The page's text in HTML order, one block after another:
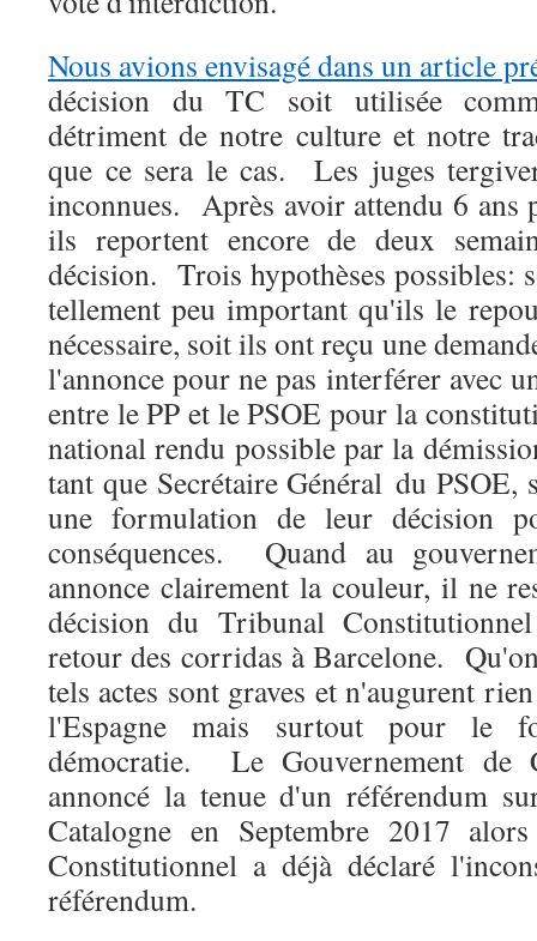
Nous avions envisagé dans un article
décision du TC soit utilisée
détriment de notre culture et notre
que ce sera le cas. Les juges
inconnues. Après avoir attendu 6 ans
ils reportent encore de deux
décision. Trois hypothèses possibles:
tellement peu important qu'ils le
nécessaire, soit ils ont reçu une
l'annonce pour ne pas interférer avec
entre le PP et le PSOE pour la
national rendu possible par la
tant que Secrétaire Général du PSOE,
une formulation de leur décision
conséquences. Quand au
annonce clairement la couleur, il ne
décision du Tribunal
retour des corridas à Barcelone.
tels actes sont graves et n'augurent
l'Espagne mais surtout pour le
démocratie. Le Gouvernement de
annoncé la tenue d'un référendum
Catalogne en Septembre 2017
Constitutionnel a déjà déclaré
référendum.